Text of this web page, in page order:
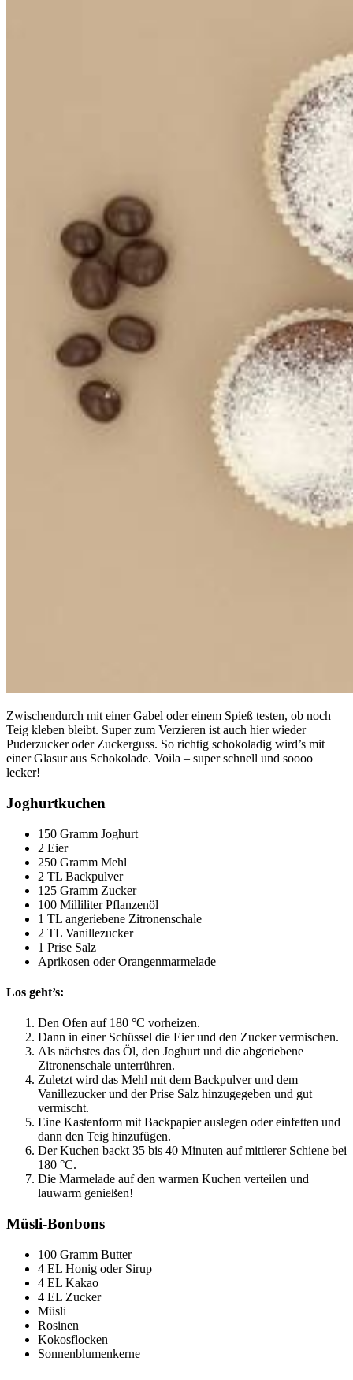
Zwischendurch mit einer Gabel oder einem Spieß testen, ob noch
Teig kleben bleibt. Super zum Verzieren ist auch hier wieder
Puderzucker oder Zuckerguss. So richtig schokoladig wird’s mit
einer Glasur aus Schokolade. Voila – super schnell und soooo
lecker!
Joghurtkuchen
150 Gramm Joghurt
2 Eier
250 Gramm Mehl
2 TL Backpulver
125 Gramm Zucker
100 Milliliter Pflanzenöl
1 TL angeriebene Zitronenschale
2 TL Vanillezucker
1 Prise Salz
Aprikosen oder Orangenmarmelade
Los geht’s:
Den Ofen auf 180 °C vorheizen.
Dann in einer Schüssel die Eier und den Zucker vermischen.
Als nächstes das Öl, den Joghurt und die abgeriebene
Zitronenschale unterrühren.
Zuletzt wird das Mehl mit dem Backpulver und dem
Vanillezucker und der Prise Salz hinzugegeben und gut
vermischt.
Eine Kastenform mit Backpapier auslegen oder einfetten und
dann den Teig hinzufügen.
Der Kuchen backt 35 bis 40 Minuten auf mittlerer Schiene bei
180 °C.
Die Marmelade auf den warmen Kuchen verteilen und
lauwarm genießen!
Müsli-Bonbons
100 Gramm Butter
4 EL Honig oder Sirup
4 EL Kakao
4 EL Zucker
Müsli
Rosinen
Kokosflocken
Sonnenblumenkerne